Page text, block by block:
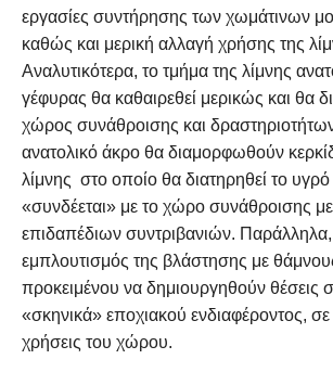
εργασίες συντήρησης των χωμάτινων
καθώς και μερική αλλαγή χρήσης της
Αναλυτικότερα, το τμήμα της λίμνης
γέφυρας θα καθαιρεθεί μερικώς και θα
χώρος συνάθροισης και
ανατολικό άκρο θα διαμορφωθούν
λίμνης στο οποίο θα διατηρηθεί το υγρό
«συνδέεται» με το χώρο συνάθροισης
επιδαπέδιων συντριβανιών. Παράλληλα,
εμπλουτισμός της βλάστησης με
προκειμένου να δημιουργηθούν θέσεις
«σκηνικά» εποχιακού ενδιαφέροντος, σε
χρήσεις του χώρου.